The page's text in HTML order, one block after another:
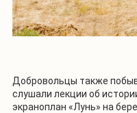
Добровольцы также
слушали лекции об
экраноплан «Лунь» на